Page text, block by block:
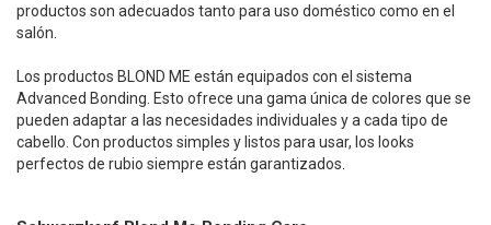
productos son adecuados tanto para uso doméstico como en el
salón.
Los productos BLOND ME están equipados con el sistema
Advanced Bonding. Esto ofrece una gama única de colores que se
pueden adaptar a las necesidades individuales y a cada tipo de
cabello. Con productos simples y listos para usar, los looks
perfectos de rubio siempre están garantizados.